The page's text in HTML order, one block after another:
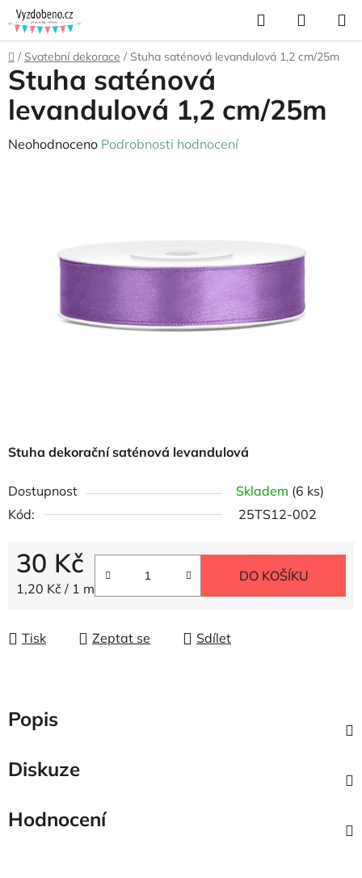
Přejít
na
obsah
Hledat
KOŠÍK
Domů
/ Svatební dekorace / Stuha saténová levandulová 1,2 cm/25m
Stuha dekorační saténová levandulová
Dostupnost Skladem (6 ks)
Kód:
25TS12-002
30 Kč
Měrná cena:
1,20 Kč / 1 m
DO KOŠÍKU
Tisk Zeptat se Sdílet
Stuha saténová
levandulová 1,2 cm/25m
Průměrné
Neohodnoceno Podrobnosti hodnocení
Popis
Diskuze
Hodnocení